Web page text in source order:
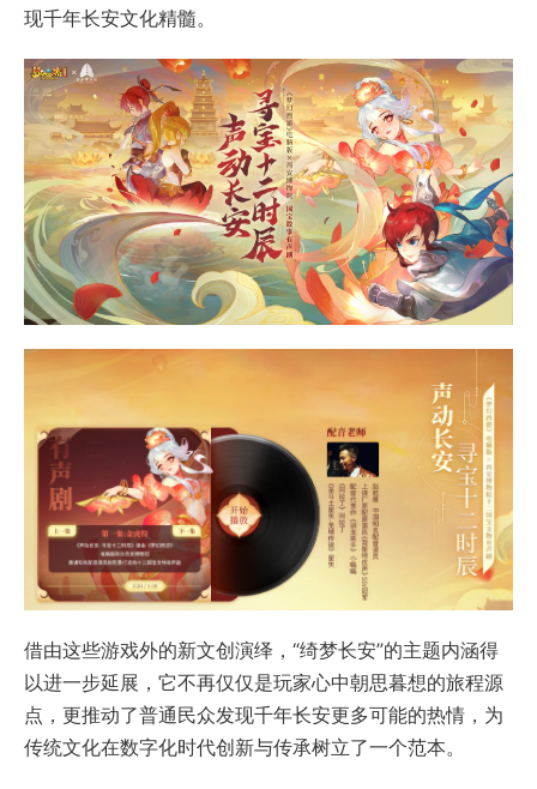
现千年长安文化精髓。
借由这些游戏外的新文创演绎，“绮梦长安”的主题内涵得
以进一步延展，它不再仅仅是玩家心中朝思暮想的旅程源
点，更推动了普通民众发现千年长安更多可能的热情，为
传统文化在数字化时代创新与传承树立了一个范本。